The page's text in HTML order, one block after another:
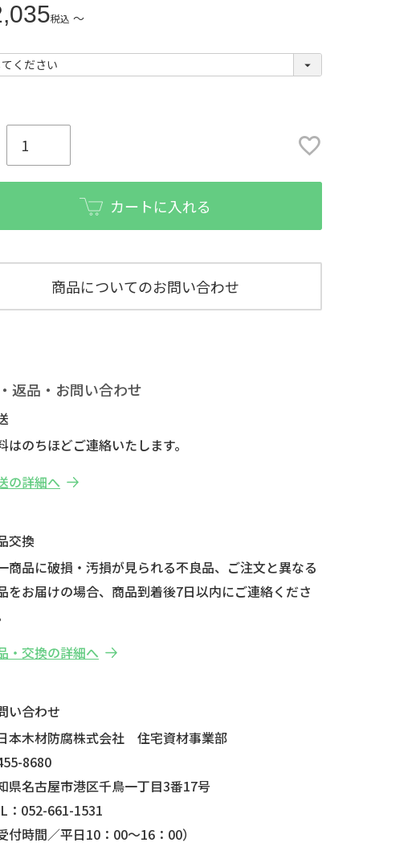
税込 〜
カートに入れる
商品についてのお問い合わせ
返品・お問い合わせ
はのちほどご連絡いたします。
の詳細へ
交換
商品に破損・汚損が見られる不良品、ご注文と異なる
をお届けの場合、商品到着後7日以内にご連絡くださ
・交換の詳細へ
い合わせ
本木材防腐株式会社 住宅資材事業部
8680
県名古屋市港区千鳥一丁目3番17号
：052-661-1531
受付時間／平日10：00～16：00）